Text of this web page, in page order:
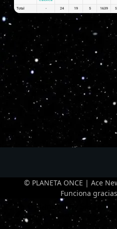
Total - 24 19 5 1639 5
© PLANETA ONCE | Ace
Funciona
Optimized by
Turns on site high speed to be